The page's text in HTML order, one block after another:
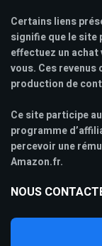
Certains liens
signifie que le site
effectuez un achat
vous. Ces
production de
Ce site participe au
programme
percevoir une
Amazon.fr.
NOUS